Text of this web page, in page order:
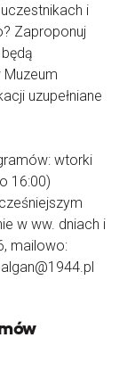
i
Zaproponuj
uzupełniane
wtorki
16:00)
w ww. dniach i
mailowo: